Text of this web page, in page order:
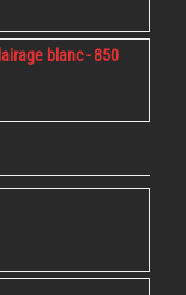
blanc - 850